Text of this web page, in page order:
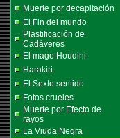
Muerte por decapitación
El Fin del mundo
Plastificación de
Cadáveres
El mago Houdini
Harakiri
El Sexto sentido
Fotos crueles
Muerte por Efecto de
rayos
La Viuda Negra